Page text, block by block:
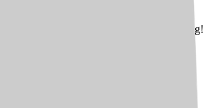
ambulanten Pflege und gestalte
fürsorgliche und professionelle Versorgung!